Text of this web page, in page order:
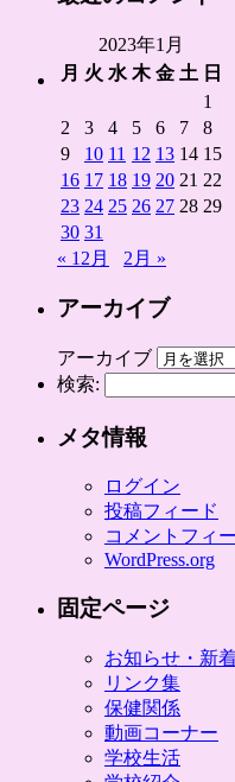
2023年1月
月 火 水 木 金 土 日
1
2
3 4 5 6 7
8
9
10 11 12 13 14 15
16 17 18 19 20 21 22
23 24 25 26 27 28 29
30 31
« 12月
2月 »
アーカイブ
アーカイブ
検索:
メタ情報
ログイン
投稿フィード
コメントフィ
WordPress.org
固定ページ
お知らせ・新
リンク集
保健関係
動画コーナー
学校生活